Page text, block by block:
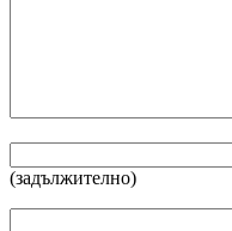
(задължително)